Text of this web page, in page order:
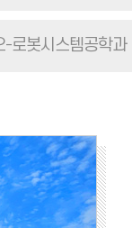
-로봇시스템공학과